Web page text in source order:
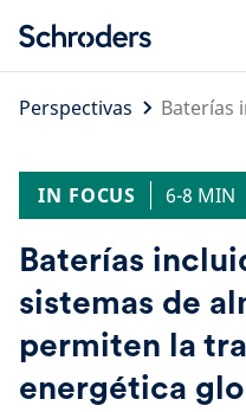
content
Perspectivas
Baterías
IN FOCUS 6-8 MIN
Baterías
sistemas de
permiten la
energética